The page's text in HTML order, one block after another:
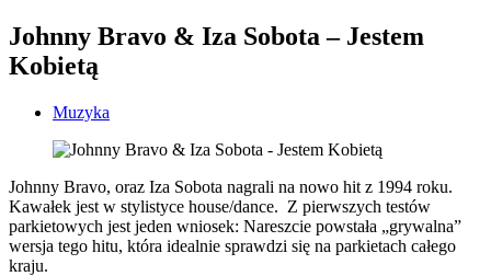
Johnny Bravo & Iza Sobota – Jestem
Kobietą
Muzyka
Johnny Bravo, oraz Iza Sobota nagrali na nowo hit z 1994 roku.
Kawałek jest w stylistyce house/dance. Z pierwszych testów
parkietowych jest jeden wniosek: Nareszcie powstała „grywalna”
wersja tego hitu, która idealnie sprawdzi się na parkietach całego
kraju.